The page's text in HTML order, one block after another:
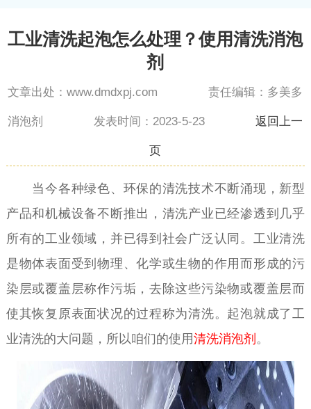
工业清洗起泡怎么处理？使用清洗消泡
剂
文章出处：www.dmdxpj.com 责任编辑：多美多
消泡剂 发表时间：2023-5-23返回上一
页
当今各种绿色、环保的清洗技术不断涌现，新型
产品和机械设备不断推出，清洗产业已经渗透到几乎
所有的工业领域，并已得到社会广泛认同。工业清洗
是物体表面受到物理、化学或生物的作用而形成的污
染层或覆盖层称作污垢，去除这些污染物或覆盖层而
使其恢复原表面状况的过程称为清洗。起泡就成了工
业清洗的大问题，所以咱们的使用清洗消泡剂 。